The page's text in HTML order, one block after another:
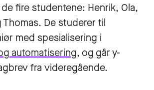
fire studentene: Henrik, Ola,
Thomas. De studerer til
med spesialisering i
automatisering, og går y-
fra videregående.